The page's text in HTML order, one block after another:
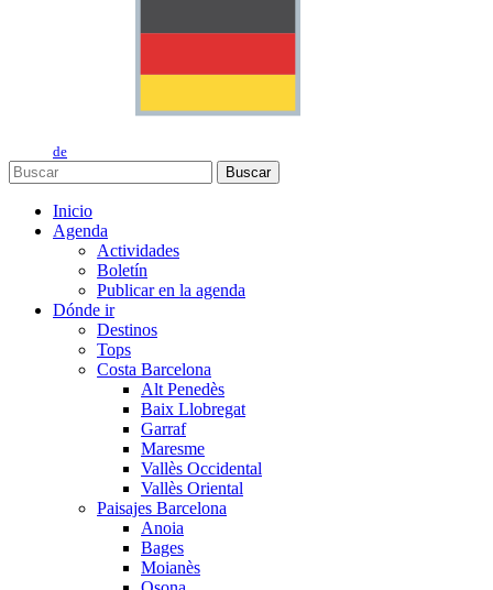
de
Buscar
Inicio
Agenda
Actividades
Boletín
Publicar en la agenda
Dónde ir
Destinos
Tops
Costa Barcelona
Alt Penedès
Baix Llobregat
Garraf
Maresme
Vallès Occidental
Vallès Oriental
Paisajes Barcelona
Anoia
Bages
Moianès